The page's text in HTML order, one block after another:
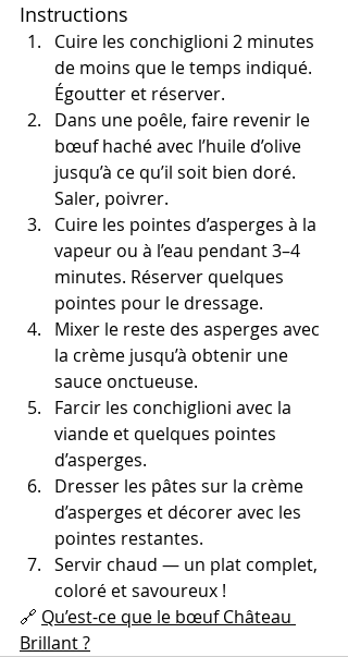
Instructions
Cuire les conchiglioni 2 minutes
de moins que le temps indiqué.
Égoutter et réserver.
Dans une poêle, faire revenir le
bœuf haché avec l’huile d’olive
jusqu’à ce qu’il soit bien doré.
Saler, poivrer.
Cuire les pointes d’asperges à la
vapeur ou à l’eau pendant 3–4
minutes. Réserver quelques
pointes pour le dressage.
Mixer le reste des asperges avec
la crème jusqu’à obtenir une
sauce onctueuse.
Farcir les conchiglioni avec la
viande et quelques pointes
d’asperges.
Dresser les pâtes sur la crème
d’asperges et décorer avec les
pointes restantes.
Servir chaud — un plat complet,
coloré et savoureux !
🔗 Qu’est-ce que le bœuf Château
Brillant ?